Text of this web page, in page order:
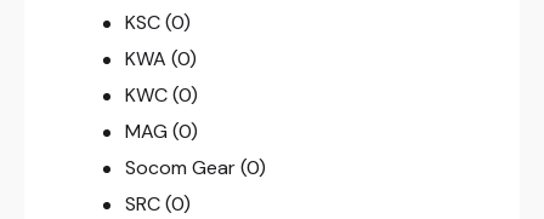
KSC (0)
KWA (0)
KWC (0)
MAG (0)
Socom Gear (0)
SRC (0)